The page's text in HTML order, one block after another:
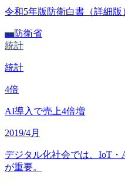
令和5年版防衛白書（詳細版
防衛 防衛省
統計
統計
4倍
AI導入で売上4倍増
2019/4月
デジタル化社会では、IoT
が重要。